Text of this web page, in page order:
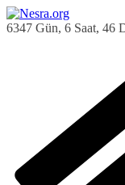
Skip
to
6347 Gün, 6 Saat, 46